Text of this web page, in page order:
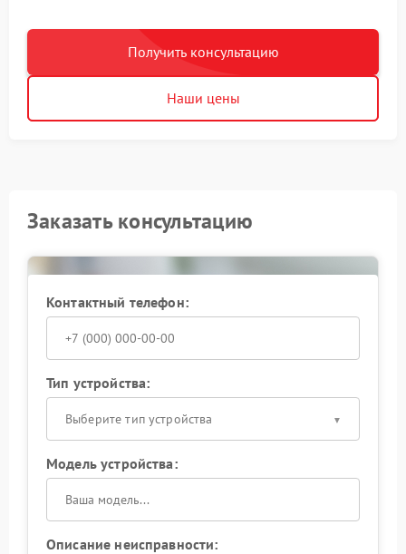
Получить консультацию
Наши цены
Заказать консультацию
Контактный телефон:
Тип устройства:
Выберите тип устройства
Модель устройства:
Описание неисправности: